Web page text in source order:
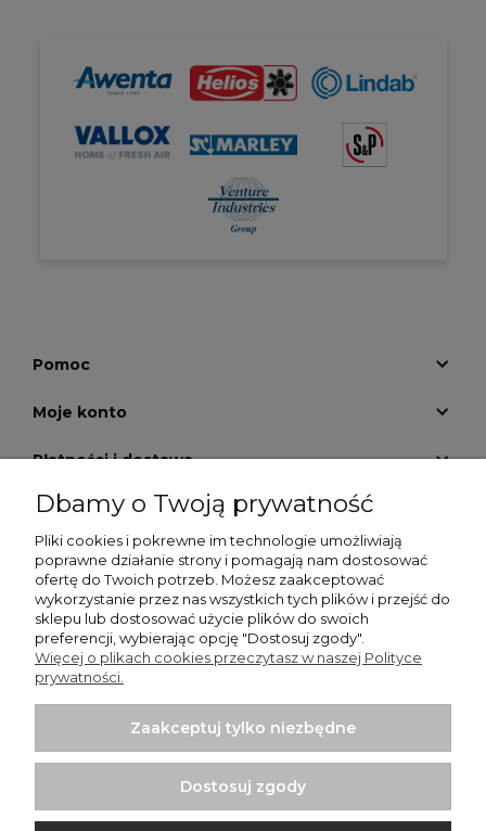
Pomoc
Moje konto
Płatności i dostawa
Informacje
O nas
GALERIA KRATEK
łazienkowe, wentylatory przemysłowe, kratki nierdzewne |
Punkt sprzedaży: Bartycka 26 Pawilon 29, 00-716 Warszawa |
Dbamy o Twoją prywatność
Pliki cookies i pokrewne im technologie umożliwiają
poprawne działanie strony i pomagają nam dostosować
ofertę do Twoich potrzeb. Możesz zaakceptować
wykorzystanie przez nas wszystkich tych plików i przejść do
sklepu lub dostosować użycie plików do swoich
preferencji, wybierając opcję "Dostosuj zgody".
Więcej o plikach cookies przeczytasz w naszej Polityce
prywatności.
Zaakceptuj tylko niezbędne
Dostosuj zgody